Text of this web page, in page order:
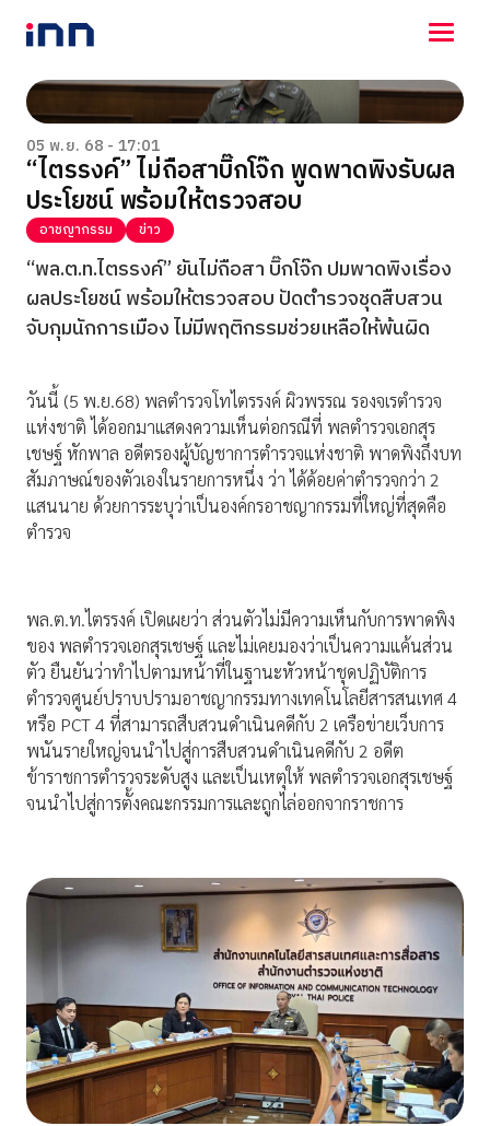
NEWS
ENTERTAINMENT
LIFESTYLE
HOROSCOPE
LOTTERY
VIDEO
ร่วมด้วยช่วยกัน
05 พ.ย. 68 - 17:01
“ไตรรงค์” ไม่ถือสาบิ๊กโจ๊ก พูดพาดพิงรับผล
ประโยชน์ พร้อมให้ตรวจสอบ
อาชญากรรม ข่าว
“พล.ต.ท.ไตรรงค์” ยันไม่ถือสา บิ๊กโจ๊ก ปมพาดพิงเรื่อง
ผลประโยชน์ พร้อมให้ตรวจสอบ ปัดตำรวจชุดสืบสวน
จับกุมนักการเมือง ไม่มีพฤติกรรมช่วยเหลือให้พ้นผิด
วันนี้ (5 พ.ย.68) พลตำรวจโทไตรรงค์ ผิวพรรณ รองจเรตำรวจ
แห่งชาติ ได้ออกมาแสดงความเห็นต่อกรณีที่ พลตำรวจเอกสุร
เชษฐ์ หักพาล อดีตรองผู้บัญชาการตำรวจแห่งชาติ พาดพิงถึงบท
สัมภาษณ์ของตัวเองในรายการหนึ่ง ว่า ได้ด้อยค่าตำรวจกว่า 2
แสนนาย ด้วยการระบุว่าเป็นองค์กรอาชญากรรมที่ใหญ่ที่สุดคือ
ตำรวจ
พล.ต.ท.ไตรรงค์ เปิดเผยว่า ส่วนตัวไม่มีความเห็นกับการพาดพิง
ของ พลตำรวจเอกสุรเชษฐ์ และไม่เคยมองว่าเป็นความแค้นส่วน
ตัว ยืนยันว่าทำไปตามหน้าที่ในฐานะหัวหน้าชุดปฏิบัติการ
ตำรวจศูนย์ปราบปรามอาชญากรรมทางเทคโนโลยีสารสนเทศ 4
หรือ PCT 4 ที่สามารถสืบสวนดำเนินคดีกับ 2 เครือข่ายเว็บการ
พนันรายใหญ่จนนำไปสู่การสืบสวนดำเนินคดีกับ 2 อดีต
ข้าราชการตำรวจระดับสูง และเป็นเหตุให้ พลตำรวจเอกสุรเชษฐ์
จนนำไปสู่การตั้งคณะกรรมการและถูกไล่ออกจากราชการ